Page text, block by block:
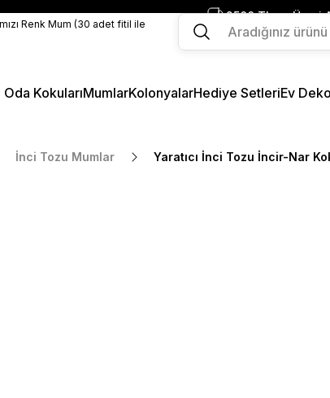
2500 TL ve Üzeri
Ege
Missi
Oda KokularıMumlarKolonyalarHediye SetleriEv
İnci Tozu Mumlar Yaratıcı İnci Tozu İncir-Nar